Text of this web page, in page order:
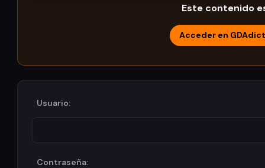
Este contenido
Acceder en
Usuario:
Contraseña: